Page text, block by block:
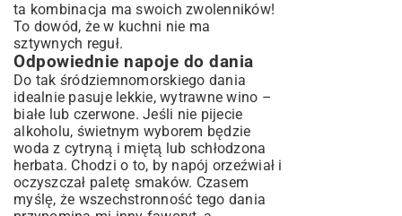
ta kombinacja ma swoich zwolenników!
To dowód, że w kuchni nie ma
sztywnych reguł.
Odpowiednie napoje do dania
Do tak śródziemnomorskiego dania
idealnie pasuje lekkie, wytrawne wino –
białe lub czerwone. Jeśli nie pijecie
alkoholu, świetnym wyborem będzie
woda z cytryną i miętą lub schłodzona
herbata. Chodzi o to, by napój orzeźwiał i
oczyszczał paletę smaków. Czasem
myślę, że wszechstronność tego dania